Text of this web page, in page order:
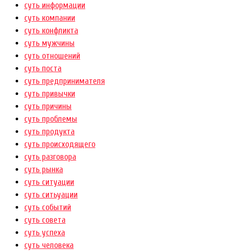
суть информации
суть компании
суть конфликта
суть мужчины
суть отношений
суть поста
суть предпринимателя
суть привычки
суть причины
суть проблемы
суть продукта
суть происходящего
суть разговора
суть рынка
суть ситуации
суть ситьуации
суть событий
суть совета
суть успеха
суть человека